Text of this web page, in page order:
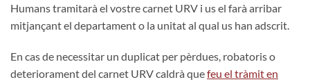
Humans tramitarà el vostre carnet URV i us el farà arribar
mitjançant el departament o la unitat al qual us han adscrit.
En cas de necessitar un duplicat per pèrdues, robatoris o
deteriorament del carnet URV caldrà quefeu el tràmit en